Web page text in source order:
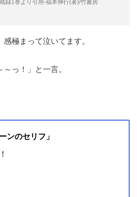
録1巻より引用-福本伸行(著)/竹書房
極まって泣いてます。
っ！」と一言。
ンのセリフ」